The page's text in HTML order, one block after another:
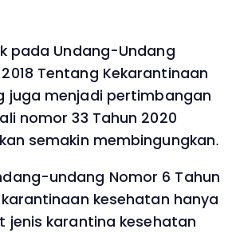
pada Undang-Undang
Tentang Kekarantinaan
juga menjadi pertimbangan
nomor 33 Tahun 2020
semakin membingungkan.
undang Nomor 6 Tahun
kesehatan hanya
karantina kesehatan